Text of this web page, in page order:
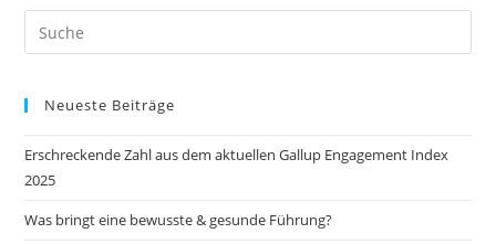
Search
this
Neueste Beiträge
Erschreckende Zahl aus dem aktuellen Gallup Engagement Index
2025
Was bringt eine bewusste & gesunde Führung?